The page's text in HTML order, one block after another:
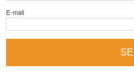
E-mail